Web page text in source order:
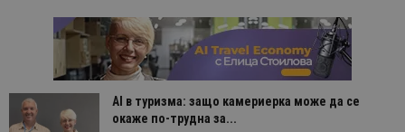
AI в туризма: защо камериерка може да се
окаже по-трудна за...